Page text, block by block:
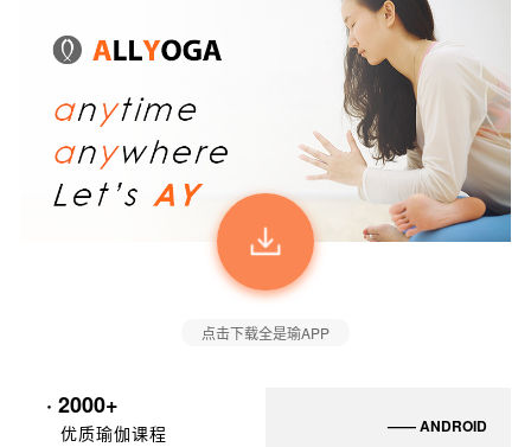
点击下载全是瑜APP
· 2000+
优质瑜伽课程 —— ANDROID